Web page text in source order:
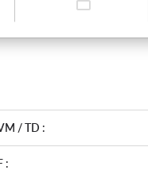
/ TD :
: